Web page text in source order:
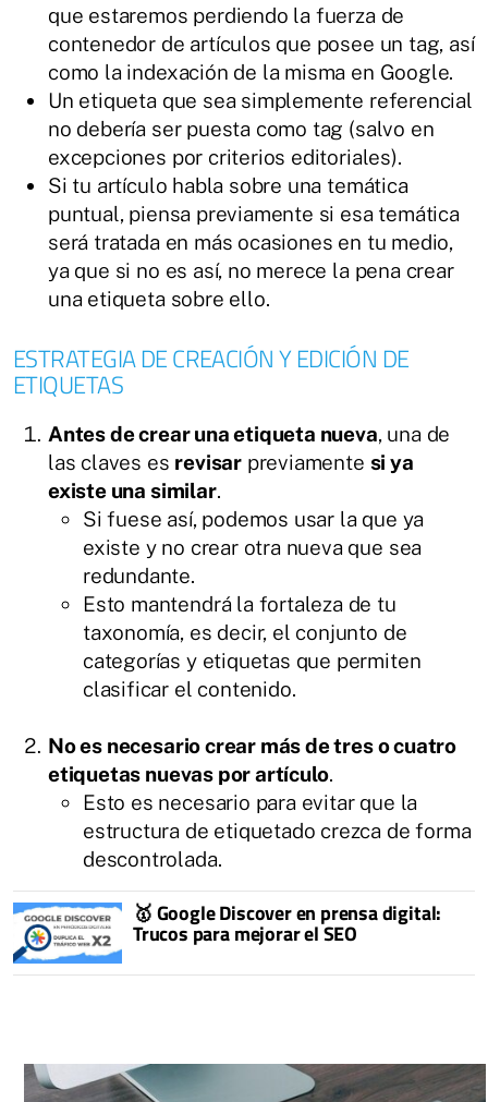
que estaremos perdiendo la fuerza de
contenedor de artículos que posee un tag, así
como la indexación de la misma en Google.
Un etiqueta que sea simplemente referencial
no debería ser puesta como tag (salvo en
excepciones por criterios editoriales).
Si tu artículo habla sobre una temática
puntual, piensa previamente si esa temática
será tratada en más ocasiones en tu medio,
ya que si no es así, no merece la pena crear
una etiqueta sobre ello.
ESTRATEGIA DE CREACIÓN Y EDICIÓN DE
ETIQUETAS
Antes de crear una etiqueta nueva, una de
las claves es revisar previamente si ya
existe una similar.
Si fuese así, podemos usar la que ya
existe y no crear otra nueva que sea
redundante.
Esto mantendrá la fortaleza de tu
taxonomía, es decir, el conjunto de
categorías y etiquetas que permiten
clasificar el contenido.
No es necesario crear más de tres o cuatro
etiquetas nuevas por artículo.
Esto es necesario para evitar que la
estructura de etiquetado crezca de forma
descontrolada.
🥇 Google Discover en prensa digital:
Trucos para mejorar el SEO